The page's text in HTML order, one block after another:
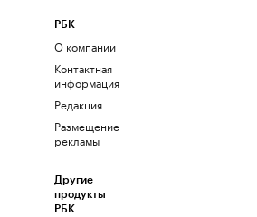
РБК
О компании
Контактная
информация
Редакция
Размещение
рекламы
Другие
продукты
РБК